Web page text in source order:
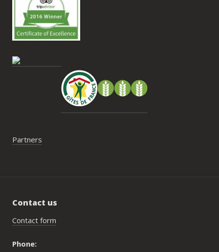
nous recommandons le Mas Saint-
Antoine sans hésitation.**La seule petite
contrainte du week-end concerne la
gestion des déchets, puisqu’il n’y a pas
de tri directement sur le domaine et qu’il
faut se rendre au village. Cela ne nous a
pas posé de véritable problème, mais ce
serait un vrai plus à l’avenir.
Partners
Contact us
Contact form
Phone: